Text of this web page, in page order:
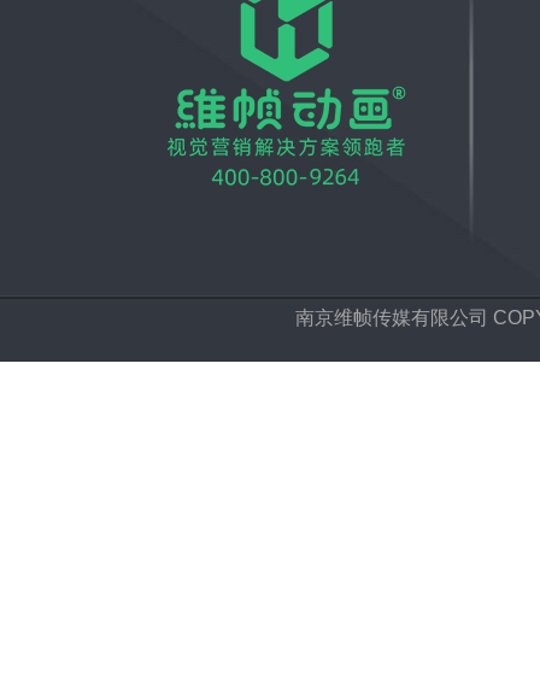
南京维帧传媒有限公司